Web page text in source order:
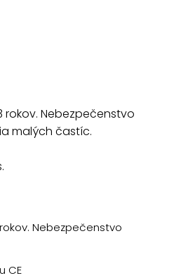
Nebezpečenstvo
malých častíc.
Nebezpečenstvo
CE